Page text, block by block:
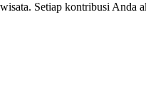
Setiap kontribusi Anda